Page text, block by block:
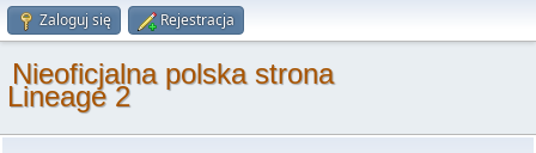
Zaloguj się Rejestracja
Nieoficjalna polska strona
Lineage 2